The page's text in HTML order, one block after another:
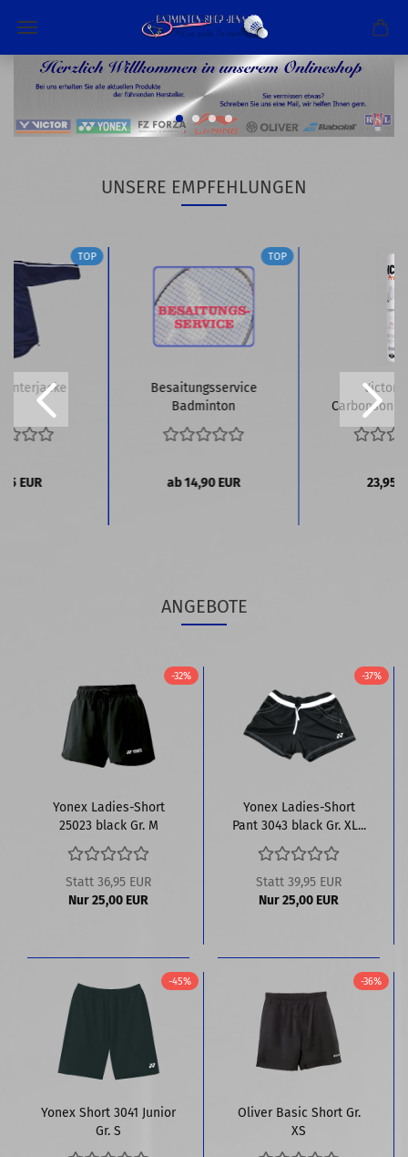
UNSERE EMPFEHLUNGEN
TOP
EUR
TOP
Besaitungsservice
Badminton
ab 14,90 EUR
Victor
Carbonsonic
23,95
ANGEBOTE
-32%
Yonex Ladies-Short
25023 black Gr. M
Statt 36,95 EUR
Nur 25,00 EUR
-37%
Yonex Ladies-Short
Pant 3043 black Gr. XL...
Statt 39,95 EUR
Nur 25,00 EUR
-45%
Yonex Short 3041 Junior
Gr. S
-36%
Oliver Basic Short Gr.
XS